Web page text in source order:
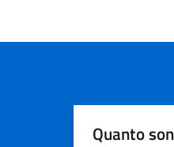
Quanto